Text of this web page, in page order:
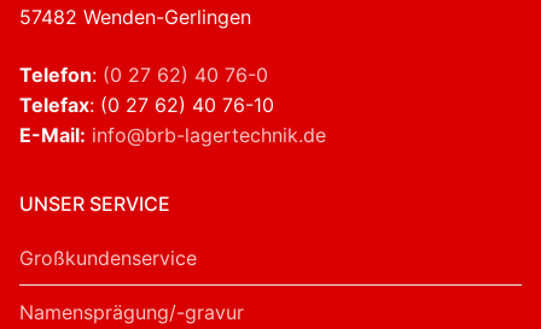
57482 Wenden-Gerlingen
Telefon: (0 27 62) 40 76-0
Telefax: (0 27 62) 40 76-10
E-Mail: info@brb-lagertechnik.de
UNSER SERVICE
Großkundenservice
Namensprägung/-gravur